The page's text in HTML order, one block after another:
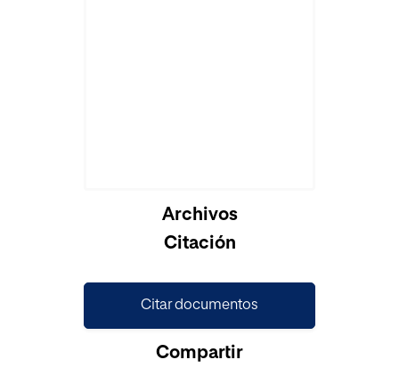
Archivos
Citación
Citar documentos
Compartir